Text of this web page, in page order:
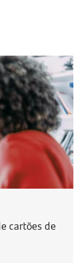
cartões de